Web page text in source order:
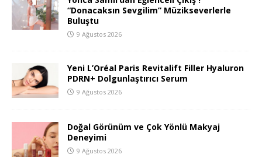
“Donacaksın Sevgilim” Müzikseverlerle
Buluştu
9 Ağustos 2026
Yeni L’Oréal Paris Revitalift Filler Hyaluron
PDRN+ Dolgunlaştırıcı Serum
9 Ağustos 2026
Doğal Görünüm ve Çok Yönlü Makyaj
Deneyimi
9 Ağustos 2026